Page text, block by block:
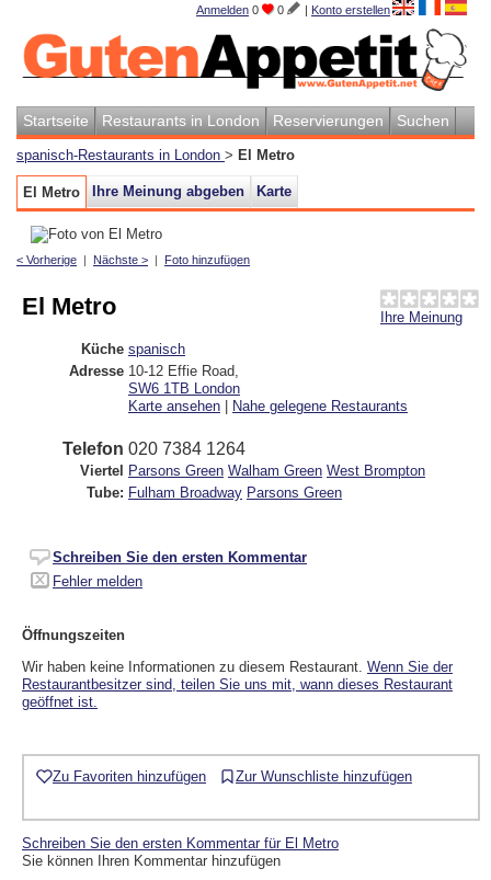
Anmelden 0 0 | Konto erstellen
Startseite Restaurants in London Reservierungen Suchen
spanisch-Restaurants in London > El Metro
El Metro Ihre Meinung abgeben Karte
< Vorherige | Nächste > | Foto hinzufügen
Ihre Meinung
El Metro
Küche spanisch
Adresse 10-12 Effie Road
SW6 1TB London
Karte ansehen | Nahe gelegene Restaurants
Telefon 020 7384 1264
Viertel Parsons Green Walham Green West Brompton
Tube: Fulham Broadway Parsons Green
Schreiben Sie den ersten Kommentar
Fehler melden
Öffnungszeiten
Wir haben keine Informationen zu diesem Restaurant. Wenn Sie der
Restaurantbesitzer sind, teilen Sie uns mit, wann dieses Restaurant
geöffnet ist.
Zu Favoriten hinzufügen Zur Wunschliste hinzufügen
Schreiben Sie den ersten Kommentar für El Metro
Sie können Ihren Kommentar hinzufügen